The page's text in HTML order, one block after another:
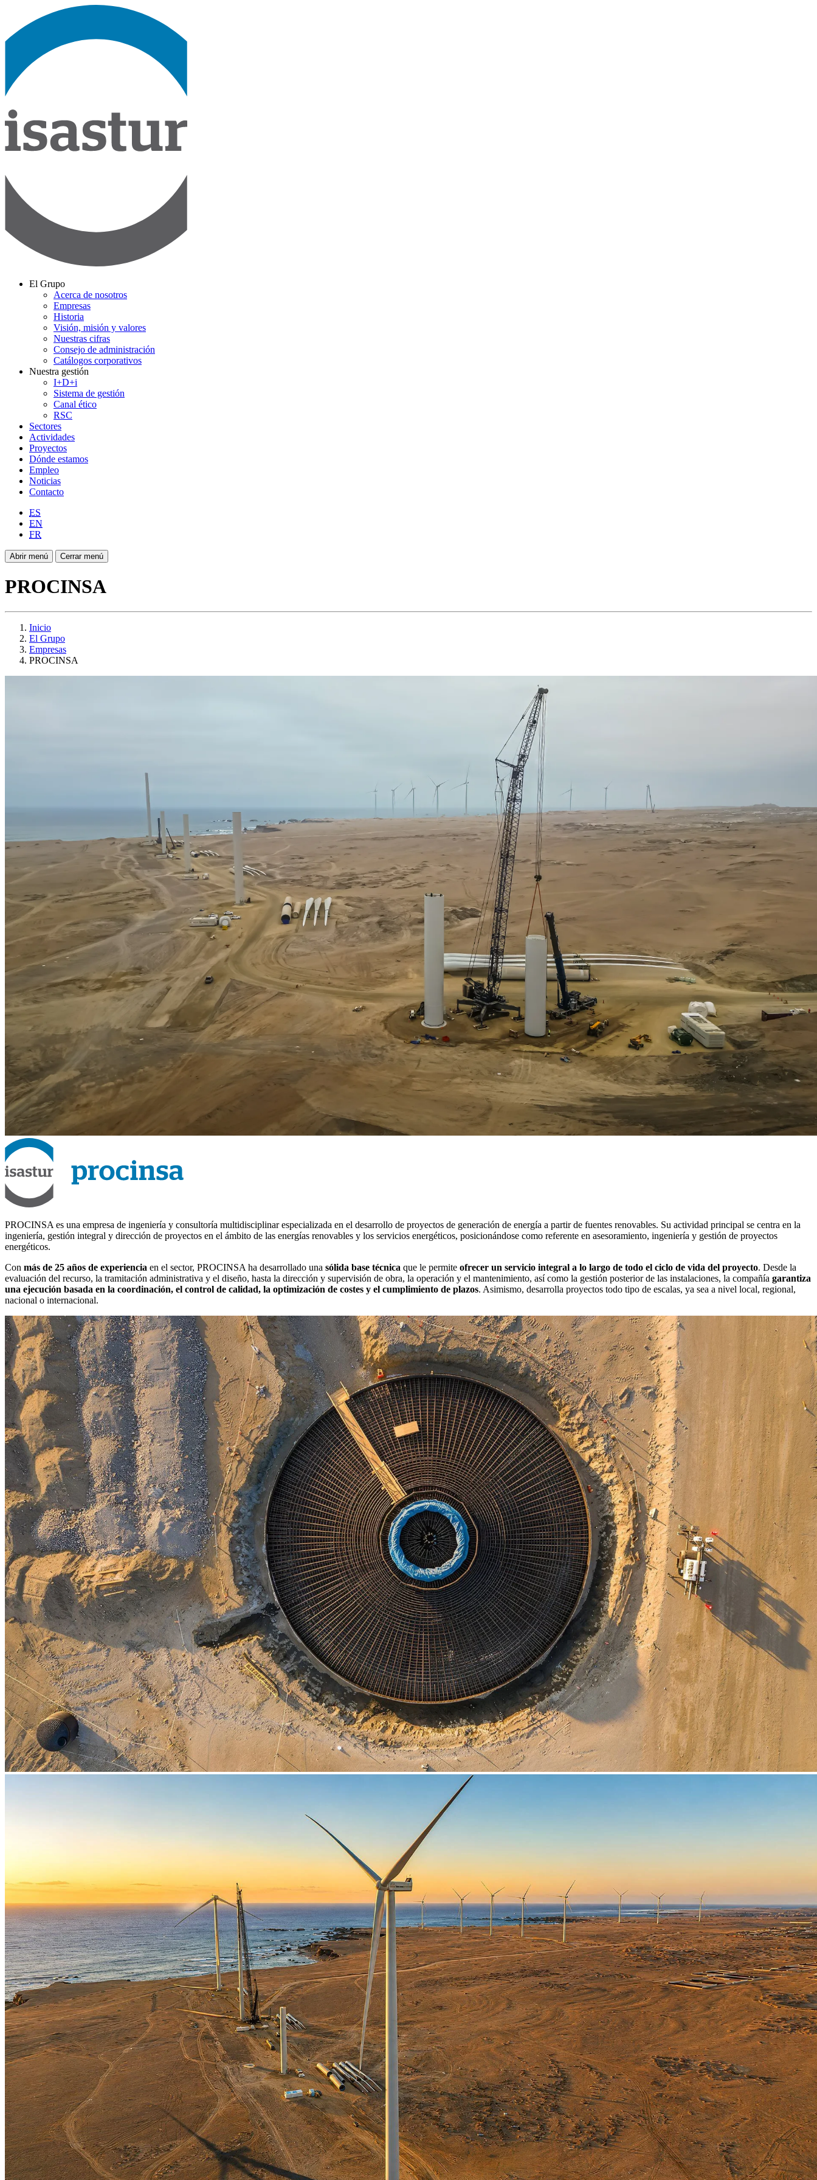
El Grupo
Acerca de nosotros
Empresas
Historia
Visión, misión y valores
Nuestras cifras
Consejo de administración
Catálogos corporativos
Nuestra gestión
I+D+i
Sistema de gestión
Canal ético
RSC
Sectores
Actividades
Proyectos
Dónde estamos
Empleo
Noticias
Contacto
ES
EN
FR
Abrir menú Cerrar menú
PROCINSA
Inicio
El Grupo
Empresas
PROCINSA
PROCINSA es una empresa de ingeniería y consultoría multidisciplinar especializada en el desarrollo de proyectos de generación de energía a partir de fuentes renovables. Su actividad principal se centra en la
ingeniería, gestión integral y dirección de proyectos en el ámbito de las energías renovables y los servicios energéticos, posicionándose como referente en asesoramiento, ingeniería y gestión de proyectos
energéticos.
Con más de 25 años de experiencia en el sector, PROCINSA ha desarrollado una sólida base técnica que le permite ofrecer un servicio integral a lo largo de todo el ciclo de vida del proyecto. Desde la
evaluación del recurso, la tramitación administrativa y el diseño, hasta la dirección y supervisión de obra, la operación y el mantenimiento, así como la gestión posterior de las instalaciones, la compañía garantiza
una ejecución basada en la coordinación, el control de calidad, la optimización de costes y el cumplimiento de plazos. Asimismo, desarrolla proyectos todo tipo de escalas, ya sea a nivel local, regional,
nacional o internacional.